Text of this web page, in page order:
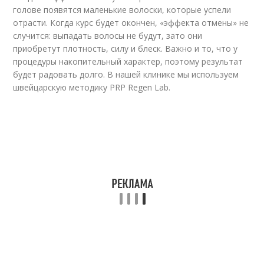
голове появятся маленькие волоски, которые успели
отрасти. Когда курс будет окончен, «эффекта отмены» не
случится: выпадать волосы не будут, зато они
приобретут плотность, силу и блеск. Важно и то, что у
процедуры накопительный характер, поэтому результат
будет радовать долго. В нашей клинике мы используем
швейцарскую методику PRP Regen Lab.